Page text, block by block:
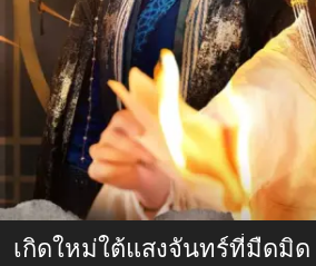
เกิดใหม่ใต้แสงจันทร์ที่มืดมิด